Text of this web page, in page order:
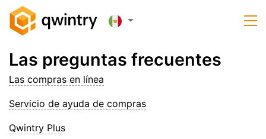
Las preguntas frecuentes
Las compras en línea
Servicio de ayuda de compras
Qwintry Plus